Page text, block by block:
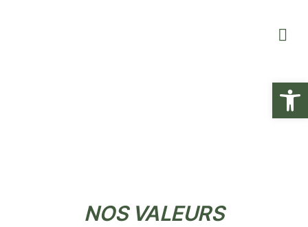
Ouvrir
NOS VALEURS